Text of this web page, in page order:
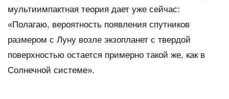
мультиимпактная теория дает уже сейчас:
«Полагаю, вероятность появления спутников
размером с Луну возле экзопланет с твердой
поверхностью остается примерно такой же, как в
Солнечной системе».